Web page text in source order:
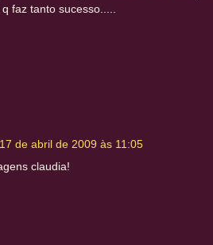
faz tanto sucesso.....
17 de abril de 2009 às 11:05
claudia!